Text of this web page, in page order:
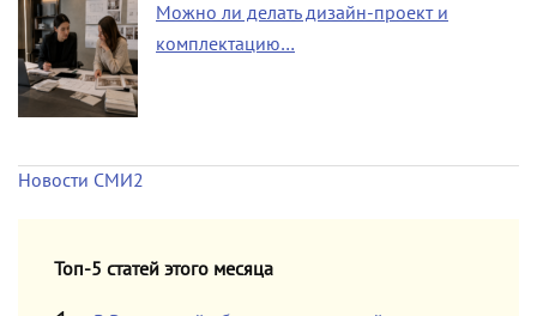
Можно ли делать дизайн-проект и
комплектацию…
Новости СМИ2
Топ-5 статей этого месяца